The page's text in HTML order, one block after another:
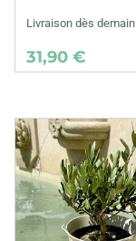
Livraison dès demain
31,90 €